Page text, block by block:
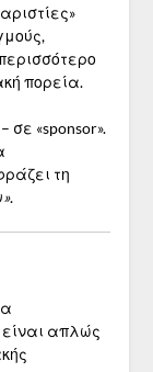
πορεία.
«sponsor».
τη
.
είναι απλώς